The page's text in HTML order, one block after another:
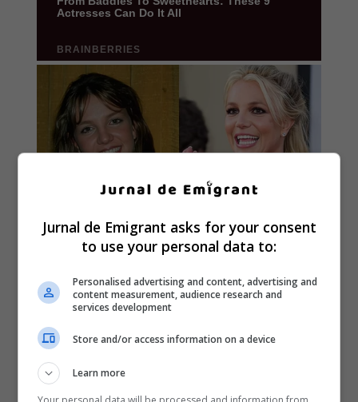
Jurnal de Emigrant asks for your consent
to use your personal data to:
Personalised advertising and content, advertising and
content measurement, audience research and
services development
Store and/or access information on a device
Learn more